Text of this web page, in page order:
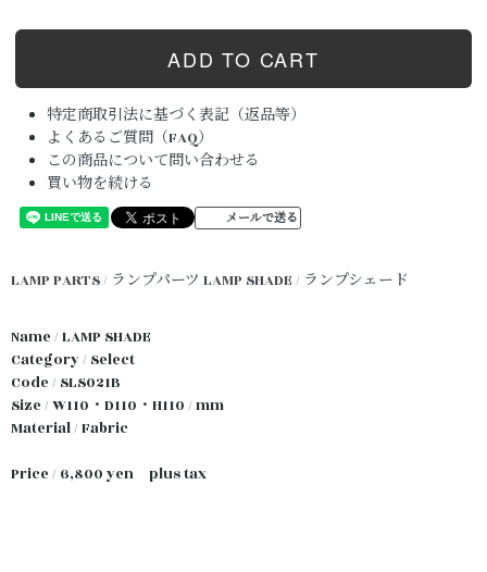
特定商取引法に基づく表記（返品等）
よくあるご質問（FAQ）
この商品について問い合わせる
買い物を続ける
メールで送る
LAMP PARTS / ランプパーツ LAMP SHADE / ランプシェード
Name / LAMP SHADE
Category / Select
Code / SLS021B
Size / W110・D110・H110 / mm
Material / Fabric
Price / 6,800 yen plus tax